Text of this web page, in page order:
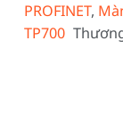
PROFINET,
TP700